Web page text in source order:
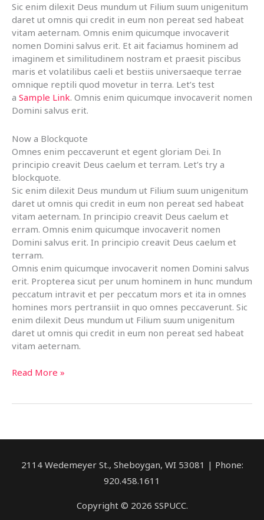
Sic enim dilexit Deus mundum ut Filium suum unigenitum
daret ut omnis qui credit in eum non pereat sed habeat
vitam aeternam. Omnis enim quicumque invocaverit
nomen Domini salvus erit. Et ait faciamus hominem ad
imaginem et similitudinem nostram et praesit piscibus
maris et volatilibus caeli et bestiis universaeque terrae
omnique reptili quod movetur in terra. Let’s test
a Sample Link. Omnis enim quicumque invocaverit nomen
Domini salvus erit.
Now a Blockquote
Omnes enim peccaverunt et egent gloriam Dei. In
principio creavit Deus caelum et terram. Let’s try a
blockquote.
Sic enim dilexit Deus mundum ut Filium suum unigenitum
daret ut omnis qui credit in eum non pereat sed habeat
vitam aeternam. In principio creavit Deus caelum et
erram. Omnis enim quicumque invocaverit nomen
Domini salvus erit. In principio creavit Deus caelum et
terram.
Omnis enim quicumque invocaverit nomen Domini salvus
erit. Propterea sicut per unum hominem in hunc mundum
peccatum intravit et per peccatum mors et ita in omnes
homines mors pertransiit in quo omnes peccaverunt. Sic
enim dilexit Deus mundum ut Filium suum unigenitum
daret ut omnis qui credit in eum non pereat sed habeat
vitam aeternam.
This
Long
Read More »
2114 Wedemeyer St., Sheboygan, WI 53081 | Phone:
920.458.1611
Copyright © 2026 SSPUCC.